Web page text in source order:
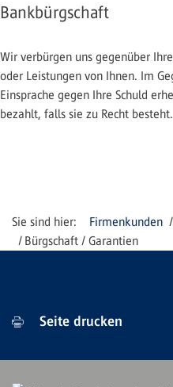
Bankbürgschaft
Wir verbürgen uns gegenüber
oder Leistungen von Ihnen. Im
Einsprache gegen Ihre Schuld
bezahlt, falls sie zu Recht besteht.
Firmenkunden
Bürgschaft / Garantien
Seite drucken